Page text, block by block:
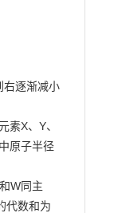
右逐渐减小
素X、Y、
原子半径
W同主
代数和为